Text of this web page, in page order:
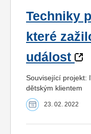
Techniky
které
událost
Související projekt:
dětským klientem
23. 02. 2022